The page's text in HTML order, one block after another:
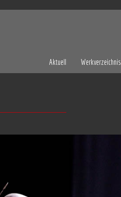
Aktuell Werkverzeichnis